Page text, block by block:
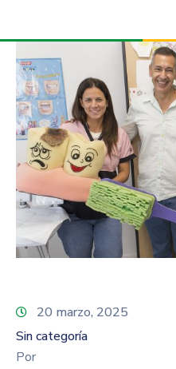
20 marzo, 2025
Sin categoría
Por